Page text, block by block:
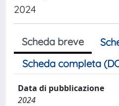
2024
Scheda breve
Scheda completa
Data di pubblicazione
2024